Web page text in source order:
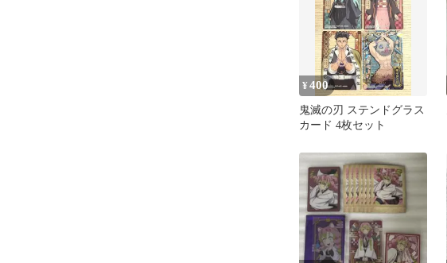
¥400
鬼滅の刃 ステンドグラス
カード 4枚セット